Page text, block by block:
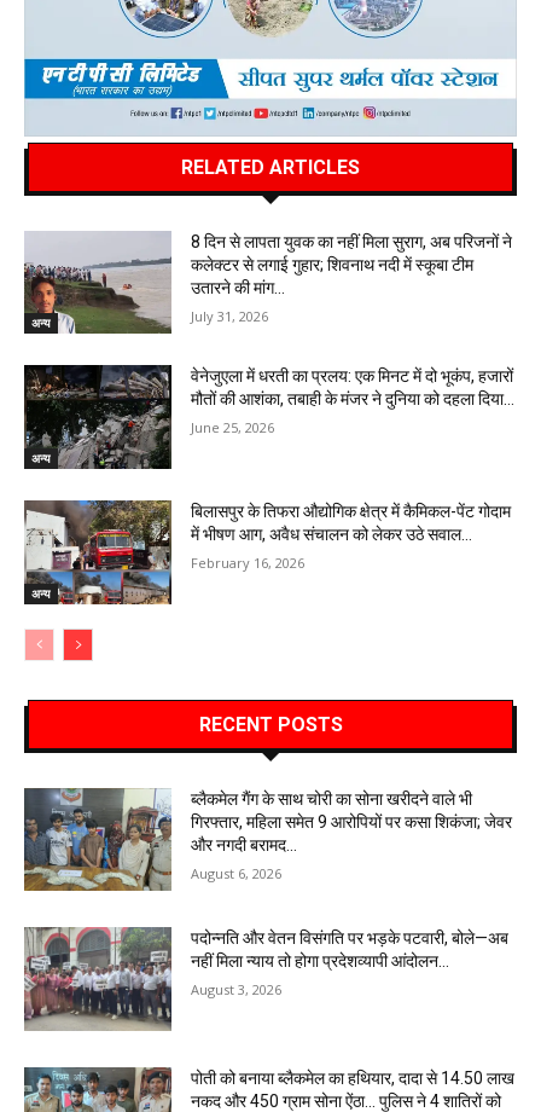
RELATED ARTICLES
अन्य
8 दिन से लापता युवक का नहीं मिला सुराग, अब परिजनों ने
कलेक्टर से लगाई गुहार; शिवनाथ नदी में स्कूबा टीम
उतारने की मांग…
July 31, 2026
अन्य
वेनेजुएला में धरती का प्रलय: एक मिनट में दो भूकंप, हजारों
मौतों की आशंका, तबाही के मंजर ने दुनिया को दहला दिया…
June 25, 2026
अन्य
बिलासपुर के तिफरा औद्योगिक क्षेत्र में कैमिकल-पेंट गोदाम
में भीषण आग, अवैध संचालन को लेकर उठे सवाल…
February 16, 2026
RECENT POSTS
ब्लैकमेल गैंग के साथ चोरी का सोना खरीदने वाले भी
गिरफ्तार, महिला समेत 9 आरोपियों पर कसा शिकंजा; जेवर
और नगदी बरामद…
August 6, 2026
पदोन्नति और वेतन विसंगति पर भड़के पटवारी, बोले—अब
नहीं मिला न्याय तो होगा प्रदेशव्यापी आंदोलन…
August 3, 2026
पोती को बनाया ब्लैकमेल का हथियार, दादा से 14.50 लाख
नकद और 450 ग्राम सोना ऐंठा… पुलिस ने 4 शातिरों को